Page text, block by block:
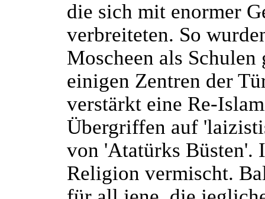
die sich mit enormer
verbreiteten. So
Moscheen als
einigen Zentren der
verstärkt eine Re-
Übergriffen auf
von 'Atatürks Büsten'.
Religion vermischt.